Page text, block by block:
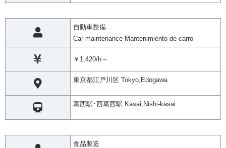
自動車整備
Car maintenance Mantenimiento de carro
￥1,420/h～
東京都江戸川区 Tokyo,Edogawa
葛西駅･西葛西駅 Kasai,Nishi-kasai
食品製造